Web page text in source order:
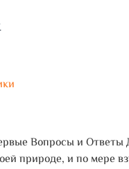
Вопросы и Ответы
природе, и по мере